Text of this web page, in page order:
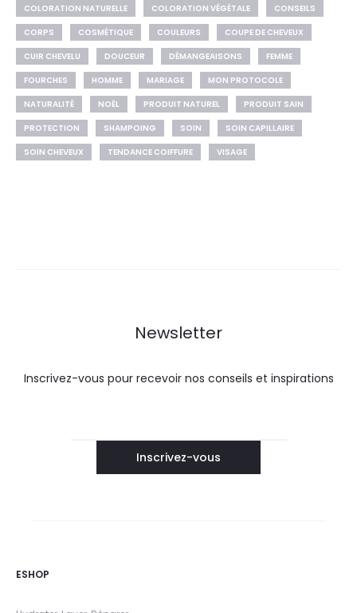
COLORATION NATURELLE
COLORATION VÉGÉTALE
CONSEILS
CORPS
COSMÉTIQUE COULEURS
COUPE DE CHEVEUX
CUIR CHEVELU
DOUCEUR DÉMANGEAISONS
FEMME
FOURCHES
HOMME MARIAGE
MON PROTOCOLE
NATURALITÉ
NOËL PRODUIT NATUREL
PRODUIT SAIN
PROTECTION
SHAMPOING SOIN
SOIN CAPILLAIRE
SOIN CHEVEUX
TENDANCE COIFFURE VISAGE
Newsletter
Inscrivez-vous pour recevoir nos conseils et inspirations
ESHOP